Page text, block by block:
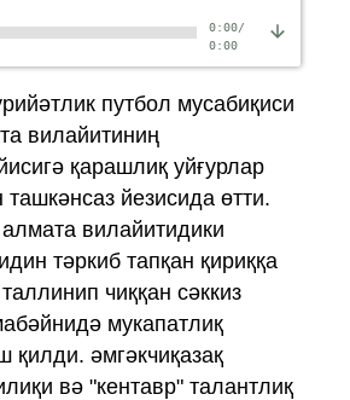
0:00/
0:00
путбол мусабиқиси
вилайитиниң
қарашлиқ уйғурлар
йезисида өтти.
вилайитидики
тәркиб тапқан қириққа
чиққан сәккиз
мукапатлиқ
қилди. әмгәкчиқазақ
вә "кентавр" талантлиқ